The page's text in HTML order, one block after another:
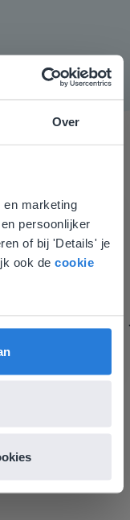
Over
en marketing
persoonlijker
of bij 'Details' je
ook de cookie
én
als de
veel meer tijd
en extra
misschien
gaat. Hier